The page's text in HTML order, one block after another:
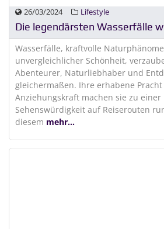
26/03/2024 Lifestyle
Die legendärsten Wasserfälle
Wasserfälle, kraftvolle
unvergleichlicher Schönheit,
Abenteurer, Naturliebhaber und
gleichermaßen. Ihre erhabene
Anziehungskraft machen sie zu
Sehenswürdigkeit auf Reiserouten
diesem mehr...